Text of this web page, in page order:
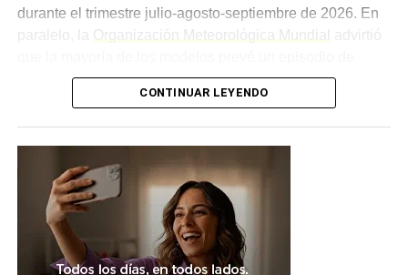
Río Bermejito.
durante el trimestre julio-agosto-septiembre de 2026. En
Organización Meteorológica Mundial
advirtió
intensidad al menos moderada, con posibilidades de que
llegue a ser fuerte, en un contexto de rápido
modifica los patrones habituales de circulación
atmosférica, aunque los especialistas remarcan que no
permite anticipar tormentas específicas con varios meses
de anticipación.
Chaco, entre las provincias
CONTINUAR LEYENDO